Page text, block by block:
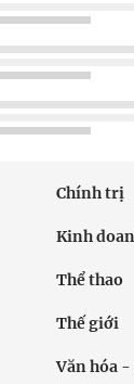
Chính trị
Kinh
Thể thao
Thế giới
Văn hóa